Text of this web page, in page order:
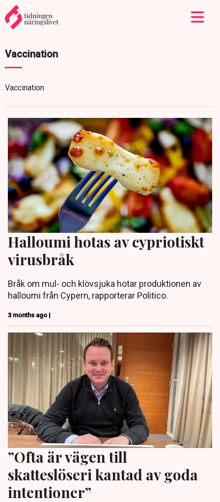
Vaccination
Vaccination
Halloumi hotas av cypriotiskt
virusbråk
Bråk om mul- och klövsjuka hotar produktionen av
halloumi från Cypern, rapporterar Politico.
3 months ago |
”Ofta är vägen till
skatteslöseri kantad av goda
intentioner”